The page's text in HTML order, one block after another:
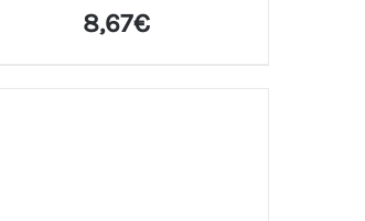
8,67€